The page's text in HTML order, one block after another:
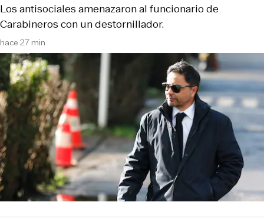
hace 27 min
Los antisociales amenazaron al funcionario de
Carabineros con un destornillador.